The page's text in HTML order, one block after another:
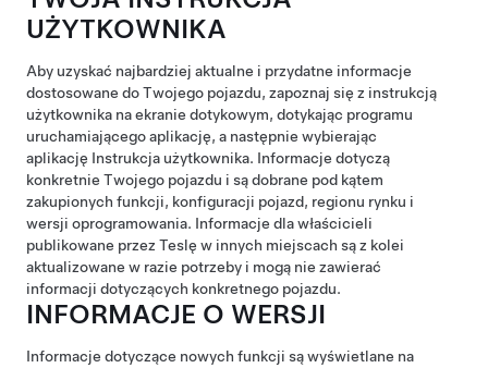
UŻYTKOWNIKA
Aby uzyskać najbardziej aktualne i przydatne informacje
dostosowane do Twojego pojazdu, zapoznaj się z instrukcją
użytkownika na ekranie dotykowym, dotykając programu
uruchamiającego aplikację, a następnie wybierając
aplikację Instrukcja użytkownika. Informacje dotyczą
konkretnie Twojego pojazdu i są dobrane pod kątem
zakupionych funkcji, konfiguracji pojazd, regionu rynku i
wersji oprogramowania. Informacje dla właścicieli
publikowane przez Teslę w innych miejscach są z kolei
aktualizowane w razie potrzeby i mogą nie zawierać
informacji dotyczących konkretnego pojazdu.
INFORMACJE O WERSJI
Informacje dotyczące nowych funkcji są wyświetlane na